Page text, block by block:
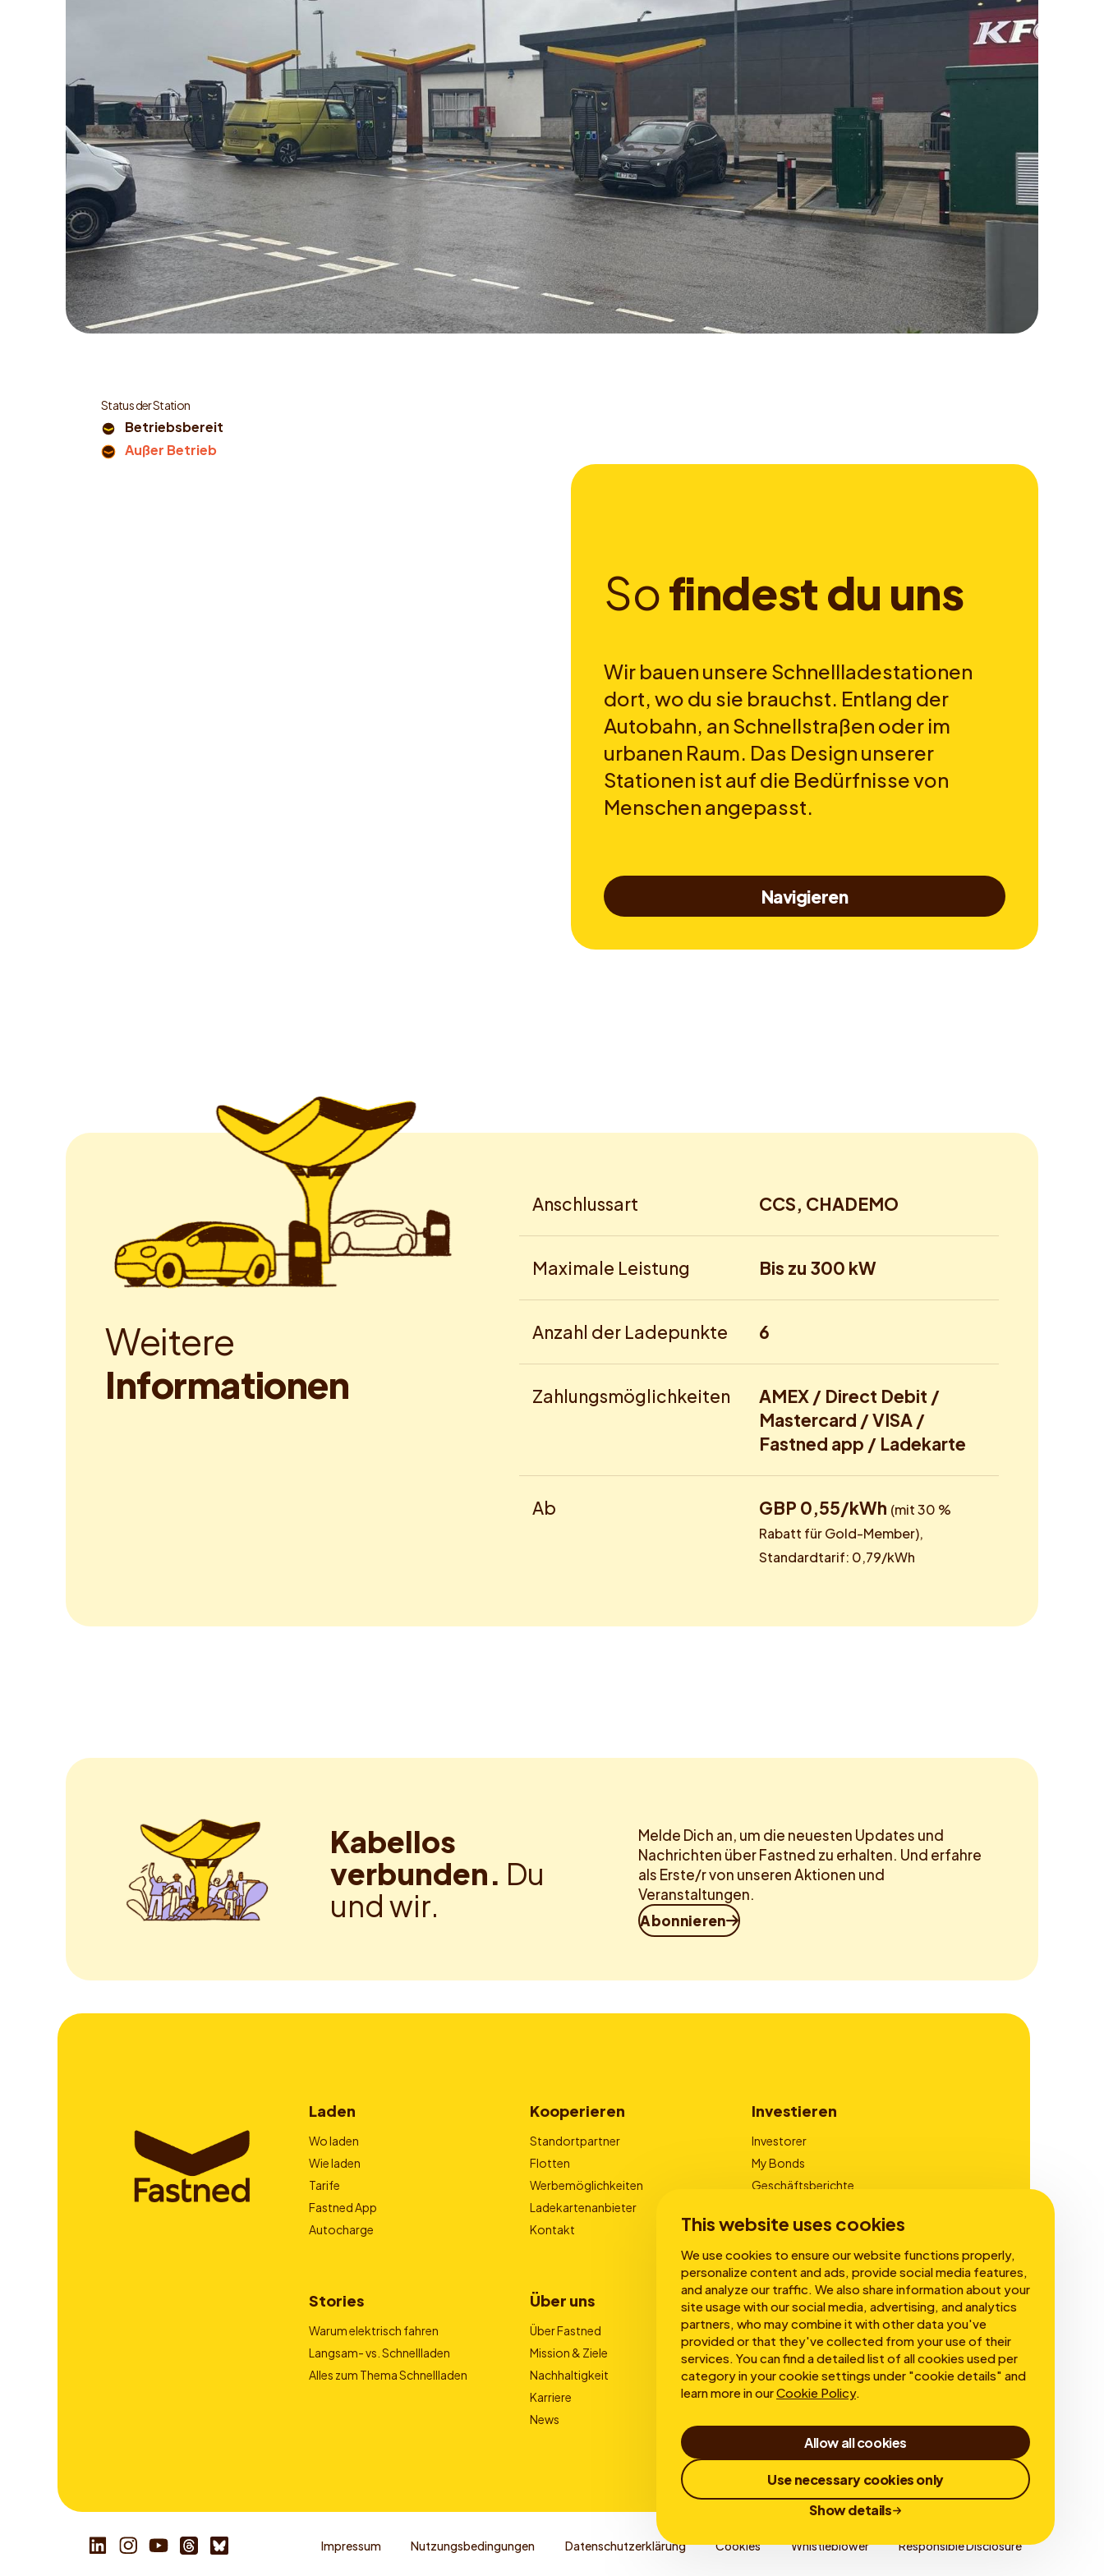
This website uses cookies
We use cookies to ensure our website functions properly,
personalize content and ads, provide social media features,
and analyze our traffic. We also share information about your
site usage with our social media, advertising, and analytics
partners, who may combine it with other data you've
provided or that they've collected from your use of their
services. You can find a detailed list of all cookies used per
category in your cookie settings under "cookie details" and
learn more in ourCookie Policy.
Allow all cookies
Use necessary cookies only
Show details
Status der Station
Betriebsbereit
Außer Betrieb
Sofindestdu uns
Wir bauen unsere Schnellladestationen
dort, wo du sie brauchst. Entlang der
Autobahn, an Schnellstraßen oder im
urbanen Raum. Das Design unserer
Stationen ist auf die Bedürfnisse von
Menschen angepasst.
Navigieren
Weitere
Informationen
Anschlussart CCS, CHADEMO
Maximale Leistung Bis zu 300 kW
Anzahl der Ladepunkte 6
Zahlungsmöglichkeiten
AMEX / Direct Debit /
Mastercard / VISA /
Fastned app / Ladekarte
Ab GBP 0,55/kWh (mit 30 %
Rabatt für Gold-Member),
Standardtarif: 0,79/kWh
Kabellos
verbunden. Du
und wir.
Melde Dich an, um die neuesten Updates und
Nachrichten über Fastned zu erhalten. Und erfahre
als Erste/r von unseren Aktionen und
Veranstaltungen.
Abonnieren
Laden
Wo laden
Wie laden
Tarife
Fastned App
Autocharge
Kooperieren
Standortpartner
Flotten
Werbemöglichkeiten
Ladekartenanbieter
Kontakt
Investieren
Investorer
My Bonds
Geschäftsberichte
Stories
Warum elektrisch fahren
Langsam- vs. Schnellladen
Alles zum Thema Schnellladen
Über uns
Über Fastned
Mission & Ziele
Nachhaltigkeit
Karriere
News
Impressum Nutzungsbedingungen Datenschutzerklärung Cookies Whistleblower Responsible Disclosure